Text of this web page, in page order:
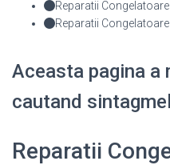
Reparatii
Reparatii
Aceasta pagina
cautand
Reparatii